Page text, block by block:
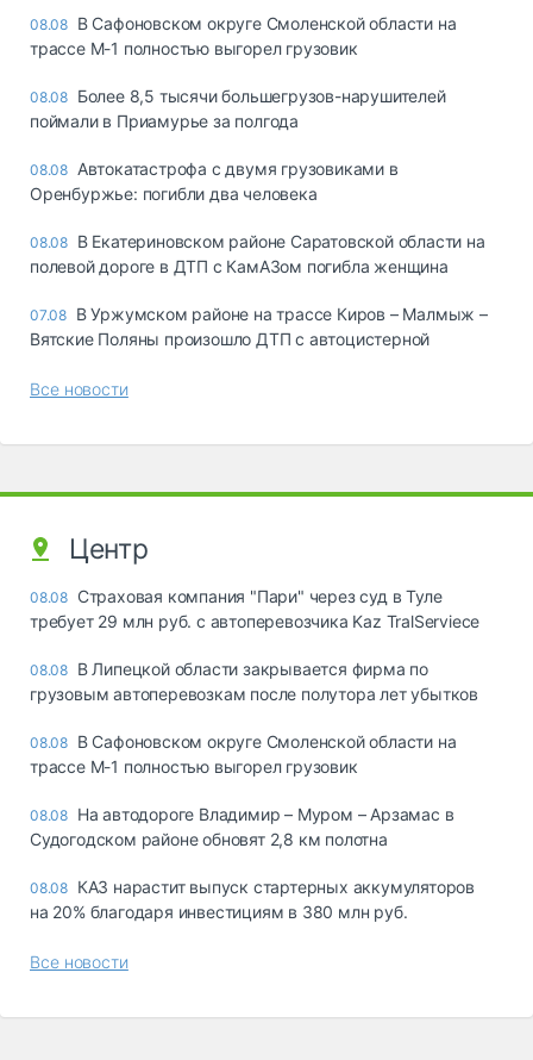
08.08 В Сафоновском округе Смоленской области на
трассе М-1 полностью выгорел грузовик
08.08 Более 8,5 тысячи большегрузов-нарушителей
поймали в Приамурье за полгода
08.08 Автокатастрофа с двумя грузовиками в
Оренбуржье: погибли два человека
08.08 В Екатериновском районе Саратовской области на
полевой дороге в ДТП с КамАЗом погибла женщина
07.08 В Уржумском районе на трассе Киров – Малмыж –
Вятские Поляны произошло ДТП с автоцистерной
Все новости
Центр
08.08 Страховая компания "Пари" через суд в Туле
требует 29 млн руб. с автоперевозчика Kaz TralServiece
08.08 В Липецкой области закрывается фирма по
грузовым автоперевозкам после полутора лет убытков
08.08 В Сафоновском округе Смоленской области на
трассе М-1 полностью выгорел грузовик
08.08 На автодороге Владимир – Муром – Арзамас в
Судогодском районе обновят 2,8 км полотна
08.08 КАЗ нарастит выпуск стартерных аккумуляторов
на 20% благодаря инвестициям в 380 млн руб.
Все новости